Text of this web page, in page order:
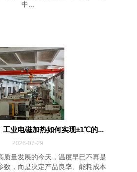
中...
工业电磁加热如何实现±1℃的...
2026-07-29
质量发展的今天，温度早已不再是
数，而是决定产品良率、能耗成本